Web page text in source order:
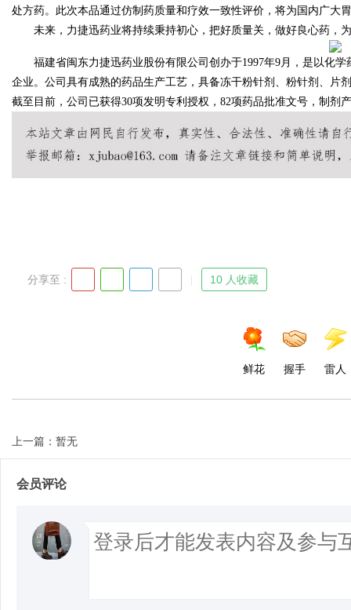
处方药。此次本品通过仿制药质量和疗效一致性评价，将为国内广大
未来，力捷迅药业将持续秉持初心，把好质量关，做好良心药，
福建省闽东力捷迅药业股份有限公司创办于1997年9月，是以化学
企业。公司具有成熟的药品生产工艺，具备冻干粉针剂、粉针剂、片
截至目前，公司已获得30项发明专利授权，82项药品批准文号，制剂
分享至 : 10 人收藏
鲜花 握手 雷人
上一篇：暂无
会员评论